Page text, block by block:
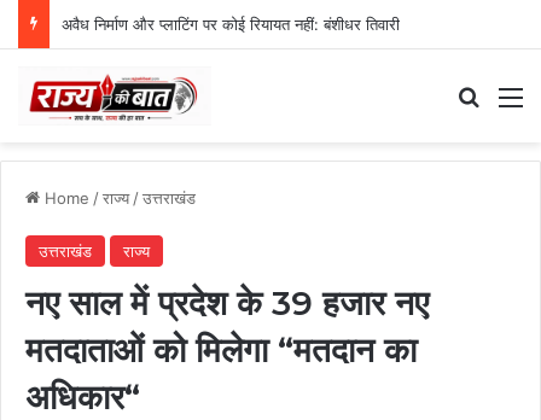
अवैध निर्माण और प्लाटिंग पर कोई रियायत नहीं: बंशीधर तिवारी
Home /राज्य/उत्तराखंड
उत्तराखंड राज्य
नए साल में प्रदेश के 39 हजार नए
मतदाताओं को मिलेगा “मतदान का
अधिकार“